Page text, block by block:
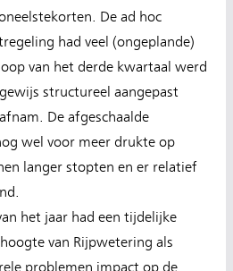
De ad hoc
had veel (ongeplande)
van het derde kwartaal werd
structureel aangepast
De afgeschaalde
wel voor meer drukte op
langer stopten en er relatief
het jaar had een tijdelijke
van Rijpwetering als
problemen impact op de